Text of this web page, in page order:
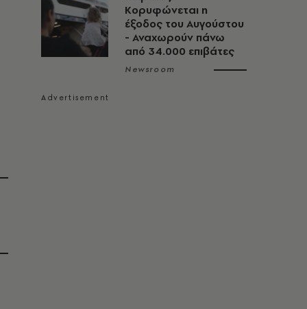
Κορυφώνεται η
έξοδος του Αυγούστου
- Αναχωρούν πάνω
από 34.000 επιβάτες
Newsroom